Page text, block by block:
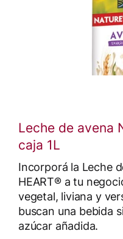
Leche de avena
caja 1L
Incorporá la Leche
HEART® a tu
vegetal, liviana y
buscan una bebida
azúcar añadida.